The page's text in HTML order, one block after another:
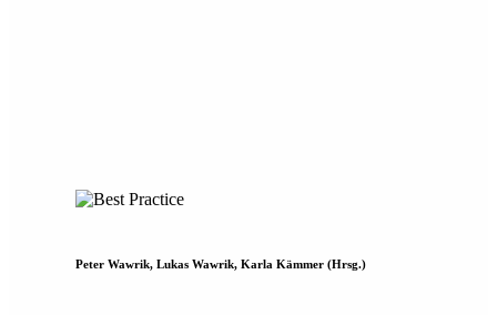
Peter Wawrik, Lukas Wawrik, Karla Kämmer (Hrsg.)